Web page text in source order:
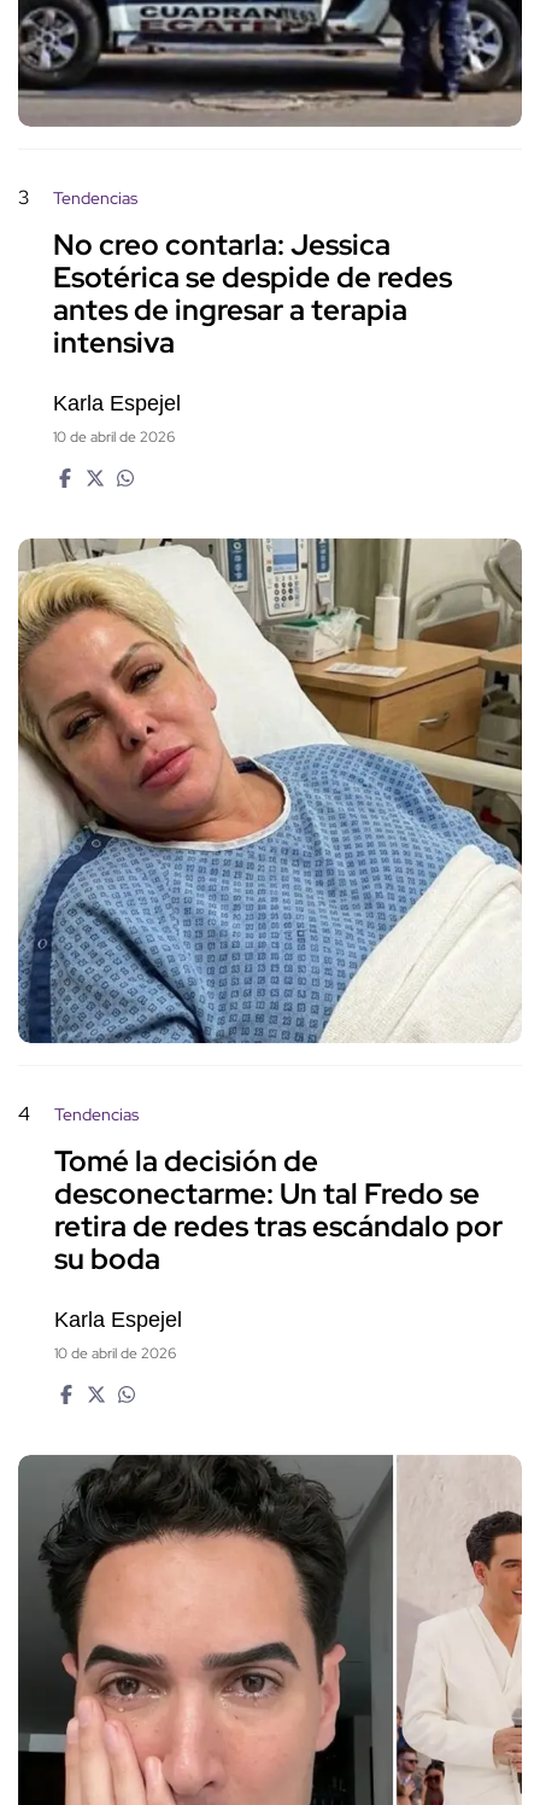
3 Tendencias
No creo contarla: Jessica
Esotérica se despide de redes
antes de ingresar a terapia
intensiva
Karla Espejel
10 de abril de 2026
4 Tendencias
Tomé la decisión de
desconectarme: Un tal Fredo se
retira de redes tras escándalo por
su boda
Karla Espejel
10 de abril de 2026